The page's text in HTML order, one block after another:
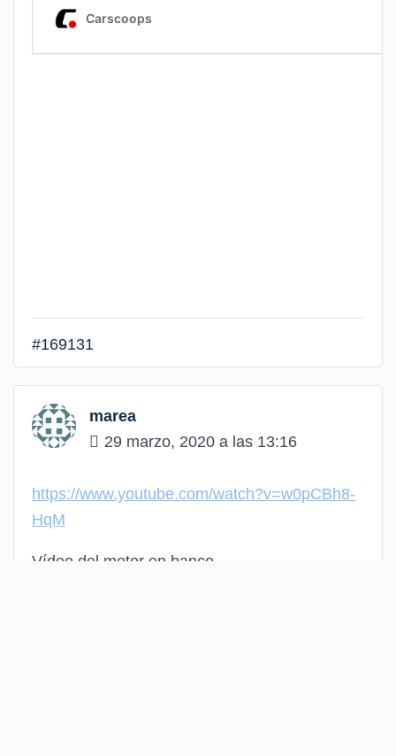
#169131
marea
29 marzo, 2020 a las 13:16
https://www.youtube.com/watch?v=w0pCBh8-
HqM
Vídeo del motor en banco.